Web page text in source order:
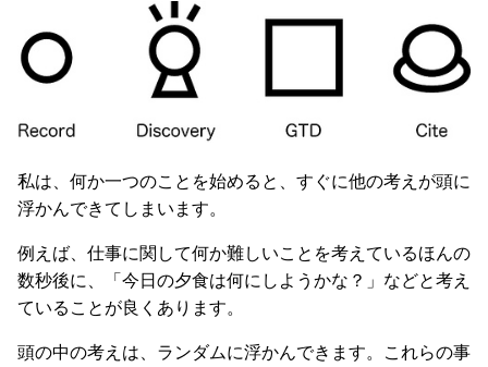
私は、何か一つのことを始めると、すぐに他の考えが頭に
浮かんできてしまいます。
例えば、仕事に関して何か難しいことを考えているほんの
数秒後に、「今日の夕食は何にしようかな？」などと考え
ていることが良くあります。
頭の中の考えは、ランダムに浮かんできます。これらの事